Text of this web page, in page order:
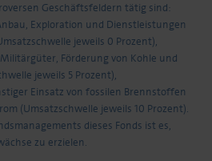
Geschäftsfeldern tätig sind:
Exploration und Dienstleistungen
jeweils 0 Prozent),
Förderung von Kohle und
jeweils 5 Prozent),
Einsatz von fossilen Brennstoffen
(Umsatzschwelle jeweils 10 Prozent).
dieses Fonds ist es,
zu erzielen.